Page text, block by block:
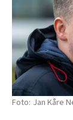
Jan Kåre